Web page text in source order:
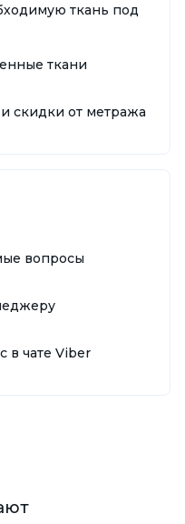
ткань под
ткани
скидки от метража
вопросы
в чате Viber